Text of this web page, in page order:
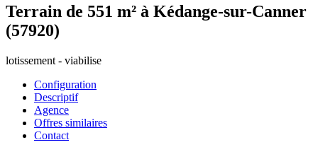
Terrain de 551 m² à Kédange-sur-Canner
(57920)
lotissement - viabilise
Configuration
Descriptif
Agence
Offres similaires
Contact